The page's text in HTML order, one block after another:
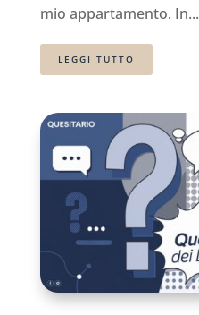
mio appartamento. In...
LEGGI TUTTO